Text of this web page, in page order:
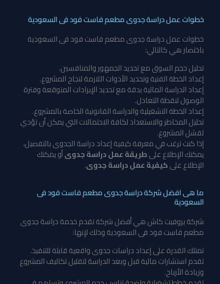
خطوات عمل دراسة جدوى مطعم فاست فود فى السعودية
خطوات عمل دراسة جدوى مطعم فاست فود فى السعودية
باختصار هي كالتالي:
تحليل حجم السوق مع تحديد الجمهور والمنافسين.
إعداد الخطة الفنية وتحديد الأدوات اللازمة لنجاح المشروع.
إعداد الدراسة المالية بدقة مع تحديد الإيرادات المتوقعة وفترة
الوصول لنقطة التعادل.
إعداد الخطة التشغيلية والدراسة القانونية الخاصة بالمشروع.
تحليل المخاطر والاستعداد لكافة الاحتمالات التي يمكن أن تؤدي
لفشل المشروع.
إذا كنت ترغب في معرفة كيفية إعداد دراسة الجدوى بالتفصيل،
يمكنك الإطلاع علىطريقة عمل دراسة جدوىأويمكنك
الإطلاع علىكيفية عمل دراسة جدوى.
ما هى افضل شركة دراسة جدوى مطعم فاست فود فى
السعودية
شركة بروفيت كاش هي أفضل شركة تقدم خدمةدراسة جدوى
مطعم فاست فود فى السعوديةوذلك لإنها:
تمتلك القدرة على إعداد دراسات جدوى واقعية قابلة للتنفيذ.
تقدم استشارات مالية قبل وبعد الدراسة لتقليل تكاليف المشروع
وزيادة الأرباح.